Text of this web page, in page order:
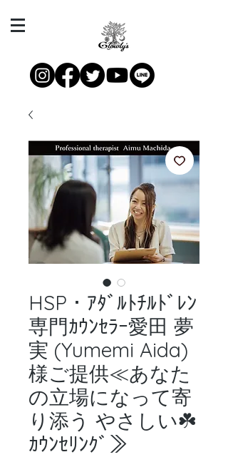
HSP・ｱﾀﾞﾙﾄﾁﾙﾄﾞﾚﾝ
専門ｶｳﾝｾﾗｰ愛田 夢
実 (Yumemi Aida)
様ご提供≪あなた
の立場になって寄
り添う やさしい☘️
ｶｳﾝｾﾘﾝｸﾞ≫